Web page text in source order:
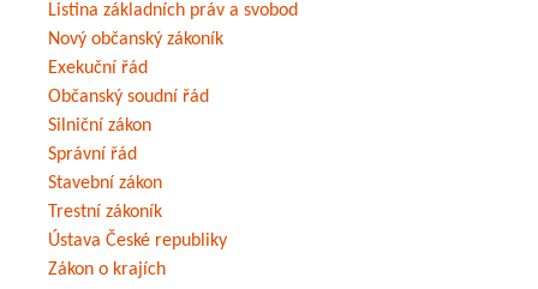
Listina základních práv a svobod
Nový občanský zákoník
Exekuční řád
Občanský soudní řád
Silniční zákon
Správní řád
Stavební zákon
Trestní zákoník
Ústava České republiky
Zákon o krajích